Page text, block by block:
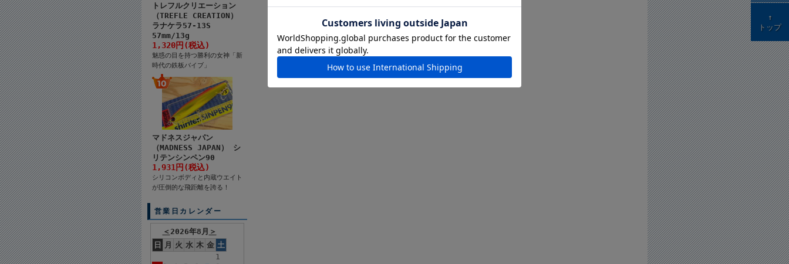
トレフルクリエーション
（TREFLE CREATION）
ラナケラ57-13S
57mm/13g
1,320円(税込)
魅惑の目を持つ勝利の女神「新
時代の鉄板バイブ」
マドネスジャパン
（MADNESS JAPAN） シ
リテンシンペン90
1,931円(税込)
シリコンボディと内蔵ウエイト
が圧倒的な飛距離を誇る！
営業日カレンダー
＜ 2026年8月 ＞
日
月 火 水 木 金 土
1
↑
トップ